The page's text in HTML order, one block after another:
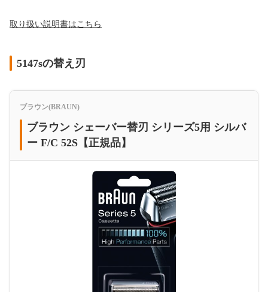
取り扱い説明書はこちら
5147sの替え刃
ブラウン(BRAUN)
ブラウン シェーバー替刃 シリーズ5用 シルバ
ー F/C 52S【正規品】